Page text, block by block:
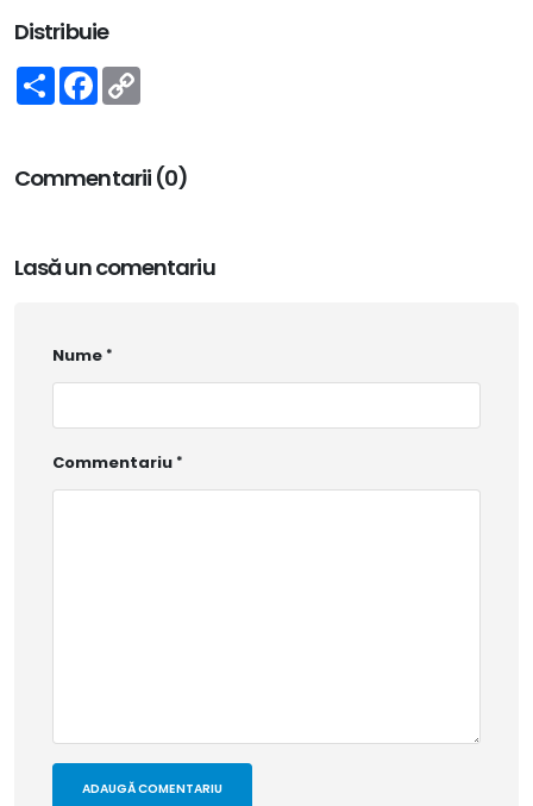
Distribuie
Share Facebook
Commentarii (0)
Lasă un comentariu
Nume
Commentariu